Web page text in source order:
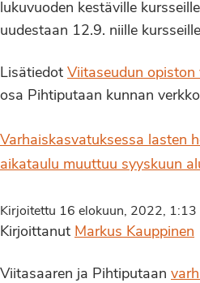
lukuvuoden kestäville
uudestaan 12.9. niille
Lisätiedot Viitaseudun opiston
osa Pihtiputaan kunnan
Varhaiskasvatuksessa lasten
aikataulu muuttuu syyskuun
Kirjoitettu 16 elokuun, 2022, 1:13
Kirjoittanut Markus Kauppinen
Viitasaaren ja Pihtiputaan